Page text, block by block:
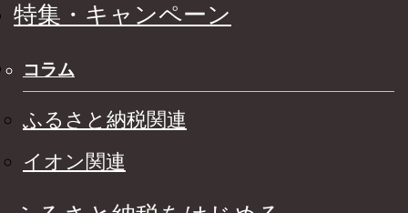
特集・キャンペーン
コラム
ふるさと納税関連
イオン関連